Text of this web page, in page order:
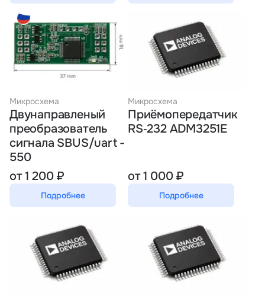
Микросхема
Двунаправленый
преобразователь
сигнала SBUS/uart -
550
от 1 200 ₽
Подробнее
Микросхема
Приёмопередатчик
RS‑232 ADM3251E
от 1 000 ₽
Подробнее